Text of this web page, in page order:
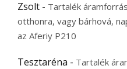
Zsolt - Tartalék
otthonra, vagy bárhová,
az Aferiy P210
Tesztaréna - Tartalék